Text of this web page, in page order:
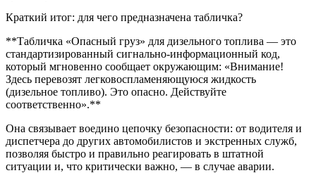
Краткий итог: для чего предназначена табличка?
**Табличка «Опасный груз» для дизельного топлива — это
стандартизированный сигнально-информационный код,
который мгновенно сообщает окружающим: «Внимание!
Здесь перевозят легковоспламеняющуюся жидкость
(дизельное топливо). Это опасно. Действуйте
соответственно».**
Она связывает воедино цепочку безопасности: от водителя и
диспетчера до других автомобилистов и экстренных служб,
позволяя быстро и правильно реагировать в штатной
ситуации и, что критически важно, — в случае аварии.